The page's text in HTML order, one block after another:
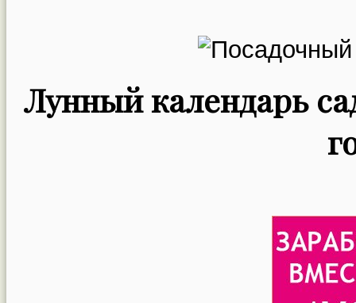
Лунный календарь